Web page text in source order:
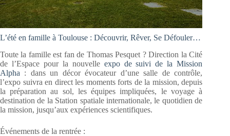
L’été en famille à Toulouse : Découvrir, Rêver, Se Défouler…
Toute la famille est fan de Thomas Pesquet ? Direction la Cité
de l’Espace pour la nouvelle expo de suivi de la Mission
Alpha : dans un décor évocateur d’une salle de contrôle,
l’expo suivra en direct les moments forts de la mission, depuis
la préparation au sol, les équipes impliquées, le voyage à
destination de la Station spatiale internationale, le quotidien de
la mission, jusqu’aux expériences scientifiques.
Événements de la rentrée :